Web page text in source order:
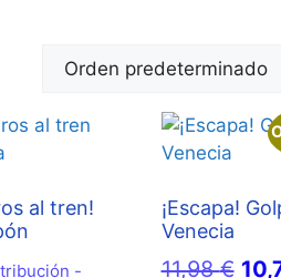
al tren!
-
¡Escapa!
Venecia
11,98€ El